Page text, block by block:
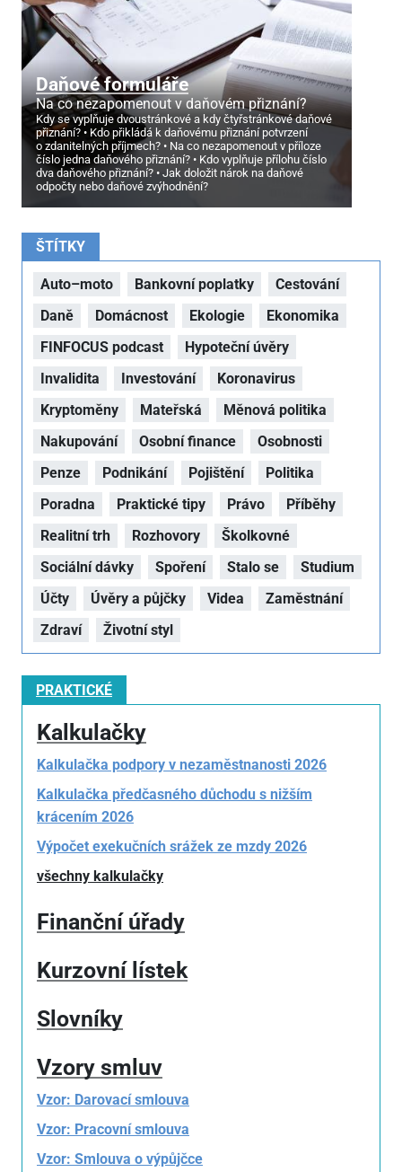
Daňové formuláře
Na co nezapomenout v daňovém přiznání?
Kdy se vyplňuje dvoustránkové a kdy čtyřstránkové daňové
přiznání?
Kdo přikládá k daňovému přiznání potvrzení
o zdanitelných příjmech?
Na co nezapomenout v příloze
číslo jedna daňového přiznání?
Kdo vyplňuje přílohu číslo
dva daňového přiznání?
Jak doložit nárok na daňové
odpočty nebo daňové zvýhodnění?
ŠTÍTKY
Auto–moto Bankovní poplatky
Cestování
Daně
Domácnost Ekologie
Ekonomika
FINFOCUS podcast
Hypoteční úvěry
Invalidita
Investování
Koronavirus
Kryptoměny
Mateřská
Měnová politika
Nakupování
Osobní finance
Osobnosti
Penze
Podnikání Pojištění
Politika
Poradna
Praktické tipy Právo
Příběhy
Realitní trh
Rozhovory
Školkovné
Sociální dávky
Spoření Stalo se
Studium
Účty
Úvěry a půjčky Videa
Zaměstnání
Zdraví
Životní styl
PRAKTICKÉ
Kalkulačky
Kalkulačka podpory v nezaměstnanosti 2026
Kalkulačka předčasného důchodu s nižším
krácením 2026
Výpočet exekučních srážek ze mzdy 2026
všechny kalkulačky
Finanční úřady
Kurzovní lístek
Slovníky
Vzory smluv
Vzor: Darovací smlouva
Vzor: Pracovní smlouva
Vzor: Smlouva o výpůjčce